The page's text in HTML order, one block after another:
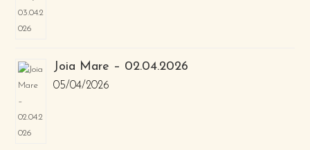
Joia Mare – 02.04.2026
05/04/2026